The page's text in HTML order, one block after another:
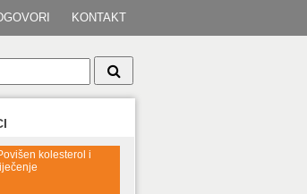
KONTAKT
kolesterol i
liječenje